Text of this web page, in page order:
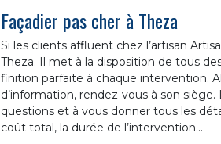
Façadier pas cher à Theza
Si les clients affluent chez l’artisan
Theza. Il met à la disposition de tous
finition parfaite à chaque intervention.
d’information, rendez-vous à son
questions et à vous donner tous les
coût total, la durée de l’intervention…